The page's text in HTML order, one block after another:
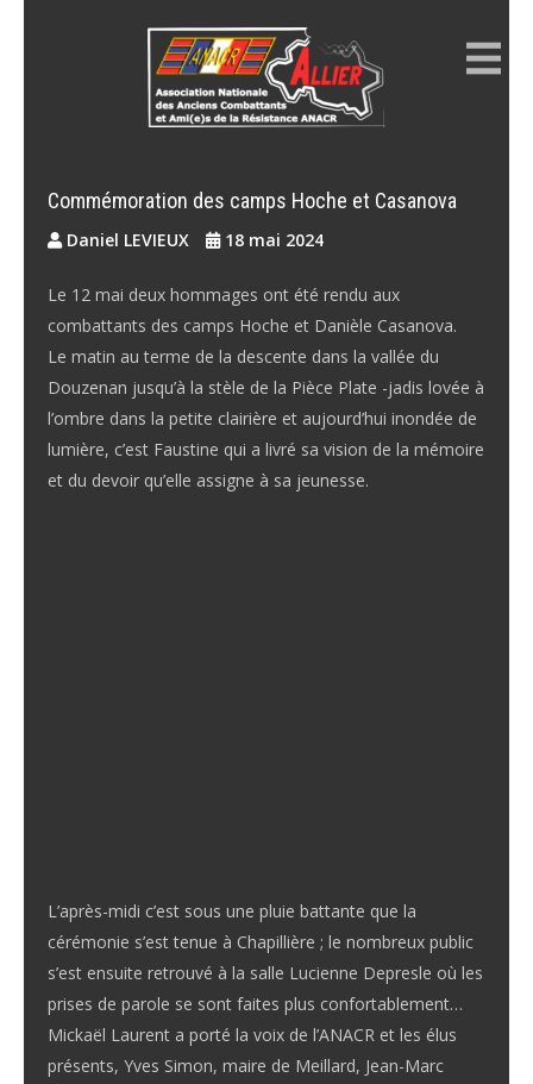
Commémoration des camps Hoche et Casanova
Daniel LEVIEUX 18 mai 2024
Le 12 mai deux hommages ont été rendu aux
combattants des camps Hoche et Danièle Casanova.
Le matin au terme de la descente dans la vallée du
Douzenan jusqu’à la stèle de la Pièce Plate -jadis lovée à
l’ombre dans la petite clairière et aujourd’hui inondée de
lumière, c’est Faustine qui a livré sa vision de la mémoire
et du devoir qu’elle assigne à sa jeunesse.
L’après-midi c’est sous une pluie battante que la
cérémonie s’est tenue à Chapillière ; le nombreux public
s’est ensuite retrouvé à la salle Lucienne Depresle où les
prises de parole se sont faites plus confortablement…
Mickaël Laurent a porté la voix de l’ANACR et les élus
présents, Yves Simon, maire de Meillard, Jean-Marc